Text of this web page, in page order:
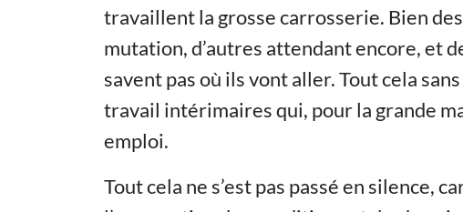
travaillent la grosse carrosserie. Bien
mutation, d’autres attendant encore, et
savent pas où ils vont aller. Tout cela
travail intérimaires qui, pour la grande
emploi.
Tout cela ne s’est pas passé en silence,